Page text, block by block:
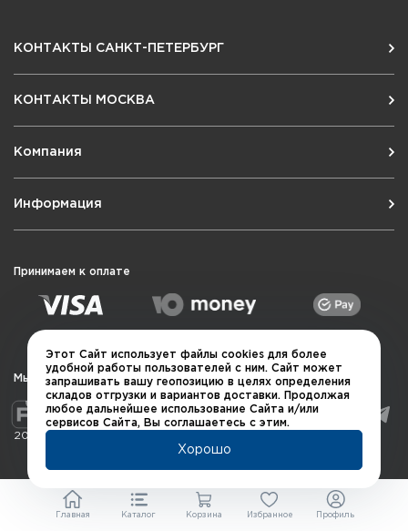
Главная Каталог Корзина Избранное Профиль
КОНТАКТЫ САНКТ-ПЕТЕРБУРГ
КОНТАКТЫ МОСКВА
Компания
Информация
Принимаем к оплате
Мы в социальных сетях
2026 © QUARTA "Оружейный квартал"
Этот Сайт использует файлы cookies для более
удобной работы пользователей с ним. Сайт может
запрашивать вашу геопозицию в целях определения
складов отгрузки и вариантов доставки. Продолжая
любое дальнейшее использование Сайта и/или
сервисов Сайта, Вы соглашаетесь с этим.
Хорошо